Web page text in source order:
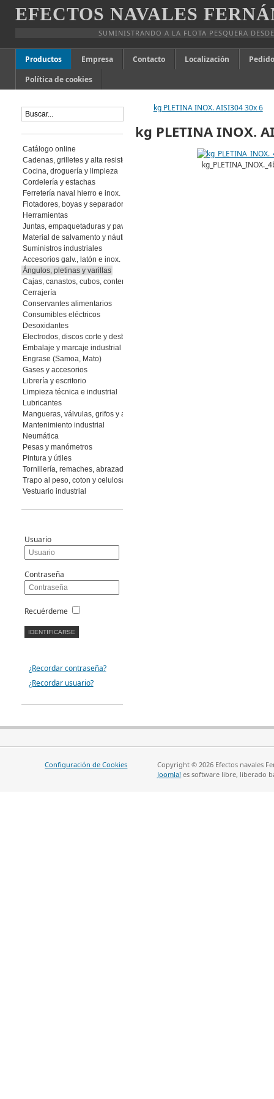
EFECTOS NAVALES
SUMINISTRANDO A LA FLOTA PESQUERA
Productos Empresa Contacto Localización
Política de cookies
kg PLETINA INOX. AISI304 30x 6
kg PLETINA INOX.
Catálogo online
Cadenas, grilletes y alta resistencia
Cocina, droguería y limpieza
Cordelería y estachas
Ferretería naval hierro e inox.
Flotadores, boyas y separadores
Herramientas
Juntas, empaquetaduras y pavimento
Material de salvamento y náutica
Suministros industriales
Accesorios galv., latón e inox.
Ángulos, pletinas y varillas
Cajas, canastos, cubos, contenedores
Cerrajería
Conservantes alimentarios
Consumibles eléctricos
Desoxidantes
Electrodos, discos corte y desbaste, muelas y piedras, abrasivos flexibles
Embalaje y marcaje industrial
Engrase (Samoa, Mato)
Gases y accesorios
Librería y escritorio
Limpieza técnica e industrial
Lubricantes
Mangueras, válvulas, grifos y accesorios
Mantenimiento industrial
Neumática
Pesas y manómetros
Pintura y útiles
Tornillería, remaches, abrazaderas
Trapo al peso, coton y celulosa
Vestuario industrial
Usuario
Contraseña
Recuérdeme
¿Recordar contraseña?
¿Recordar usuario?
Configuración de Cookies
Copyright © 2026 Efectos navales
Joomla! es software libre, liberado